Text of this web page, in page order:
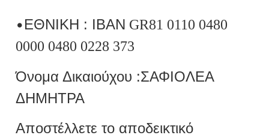
•ΕΘΝΙΚΗ : IBAN GR81 0110 0480
0000 0480 0228 373
Όνομα Δικαιούχου :ΣΑΦΙΟΛΕΑ
ΔΗΜΗΤΡΑ
Αποστέλλετε το αποδεικτικό